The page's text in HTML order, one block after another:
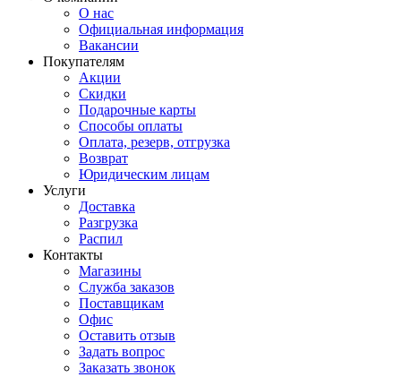
О нас
Официальная информация
Вакансии
Покупателям
Акции
Скидки
Подарочные карты
Способы оплаты
Оплата, резерв, отгрузка
Возврат
Юридическим лицам
Услуги
Доставка
Разгрузка
Распил
Контакты
Магазины
Служба заказов
Поставщикам
Офис
Оставить отзыв
Задать вопрос
Заказать звонок